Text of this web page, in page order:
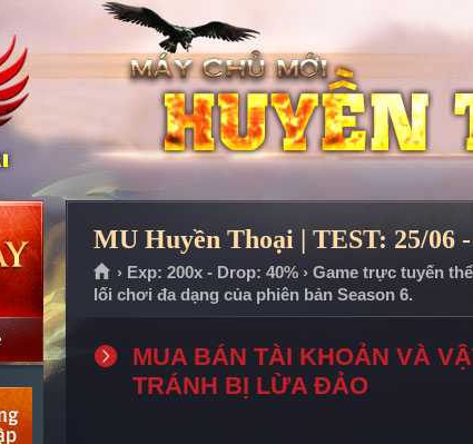
MU Huyền Thoại | TEST: 25/06
› Exp: 200x - Drop: 40% › Game trực tuyến
lối chơi đa dạng của phiên bản Season 6.
MUA BÁN TÀI KHOẢN VÀ
TRÁNH BỊ LỪA ĐẢO